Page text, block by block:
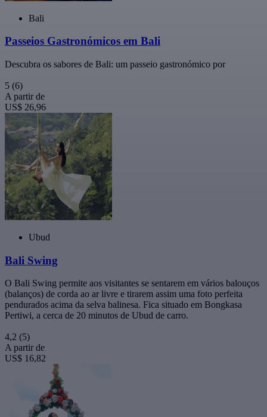
Bali
Passeios Gastronómicos em Bali
Descubra os sabores de Bali: um passeio gastronómico por
5 (6)
A partir de
US$ 26,96
Ubud
Bali Swing
O Bali Swing permite aos visitantes se sentarem em vários balouços
(balanços) de corda ao ar livre e tirarem assim uma foto perfeita
pendurados acima da selva balinesa. Fica situado em Bongkasa
Pertiwi, a cerca de 20 minutos de Ubud de carro.
4,2 (5)
A partir de
US$ 16,82